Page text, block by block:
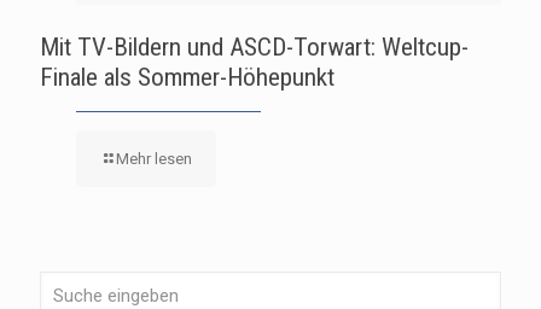
Mit TV-Bildern und ASCD-Torwart: Weltcup-
Finale als Sommer-Höhepunkt
Mehr lesen